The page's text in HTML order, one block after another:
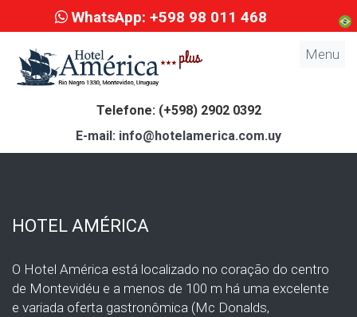
WhatsApp: +598 98 011 468
Menu
Telefone: (+598) 2902 0392
E-mail: info@hotelamerica.com.uy
HOTEL AMÉRICA
O Hotel América está localizado no coração do centro
de Montevidéu e a menos de 100 m há uma excelente
e variada oferta gastronômica (Mc Donalds,